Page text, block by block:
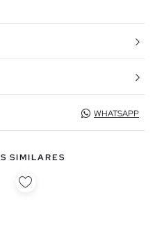
WHATSAPP
SIMILARES